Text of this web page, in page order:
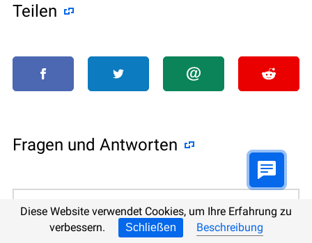
Teilen
Fragen und Antworten
Welche kostenlose Software ermöglicht
das Öffnen und Bearbeiten von .PPTX-
Diese Website verwendet Cookies, um Ihre Erfahrung zu
verbessern.
Schließen Beschreibung